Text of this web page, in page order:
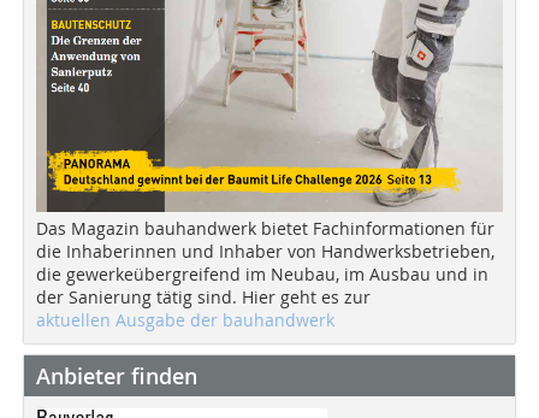
Das Magazin bauhandwerk bietet Fachinformationen für
die Inhaberinnen und Inhaber von Handwerksbetrieben,
die gewerkeübergreifend im Neubau, im Ausbau und in
der Sanierung tätig sind. Hier geht es zur
aktuellen Ausgabe der bauhandwerk
Anbieter finden